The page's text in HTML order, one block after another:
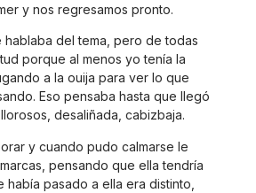
y nos regresamos pronto.
hablaba del tema, pero de todas
porque al menos yo tenía la
a la ouija para ver lo que
Eso pensaba hasta que llegó
desaliñada, cabizbaja.
y cuando pudo calmarse le
pensando que ella tendría
había pasado a ella era distinto,